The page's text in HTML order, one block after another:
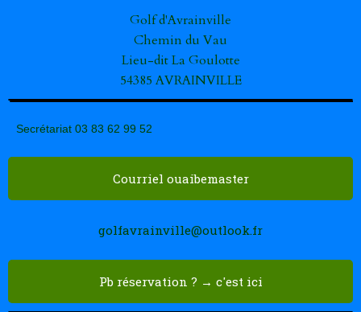
Golf d'Avrainville
Chemin du Vau
Lieu-dit La Goulotte
54385 AVRAINVILLE
Secrétariat 03 83 62 99 52
Courriel ouaibemaster
golfavrainville@outlook.fr
Pb réservation ? → c'est ici